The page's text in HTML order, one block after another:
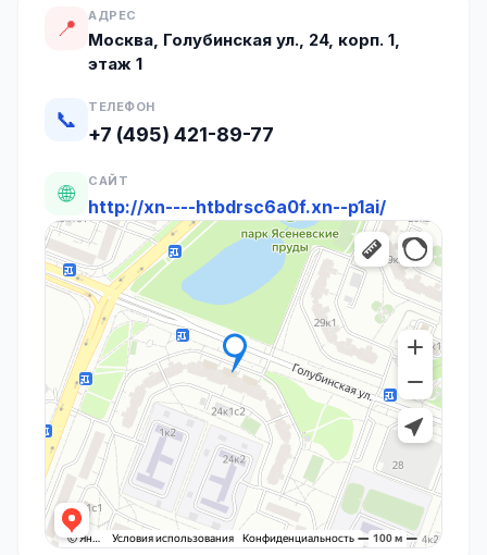
📍 АДРЕС
Москва, Голубинская ул., 24, корп. 1,
этаж 1
📞 ТЕЛЕФОН
+7 (495) 421-89-77
🌐 САЙТ
http://xn----htbdrsc6a0f.xn--p1ai/